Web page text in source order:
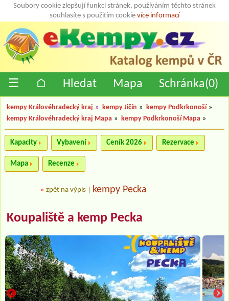
Soubory cookie zlepšují funkci stránek, používáním těchto stránek
souhlasíte s použitím cookie více informací
☰ ⌂ Hledat Mapa Schránka(0)
kempy Královéhradecký kraj » kempy Jičín » kempy Podkrkonoší »
kempy Královéhradecký kraj Mapa » kempy Podkrkonoší Mapa »
Kapacity Vybavení Ceník 2026 Rezervace
Mapa Recenze
« zpět na výpis kempy Pecka
Koupaliště a kemp Pecka